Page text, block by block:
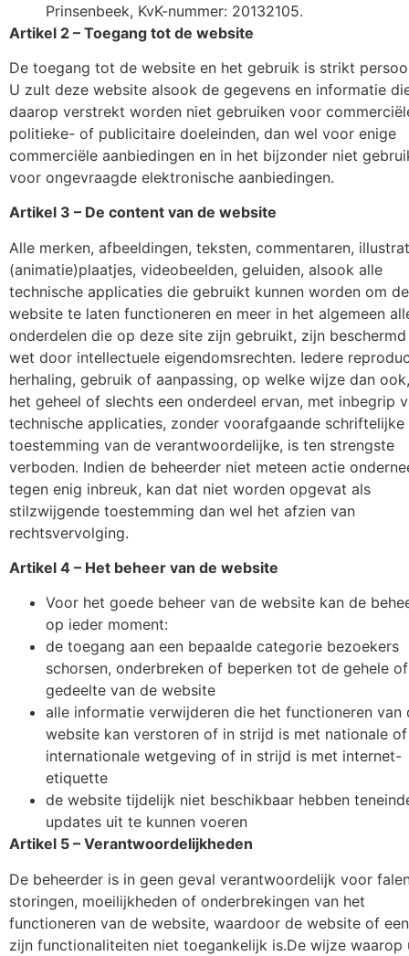
Prinsenbeek, KvK-nummer: 20132105.
Artikel 2 – Toegang tot de website
De toegang tot de website en het gebruik is strikt
U zult deze website alsook de gegevens en informatie
daarop verstrekt worden niet gebruiken voor
politieke- of publicitaire doeleinden, dan wel voor enige
commerciële aanbiedingen en in het bijzonder niet
voor ongevraagde elektronische aanbiedingen.
Artikel 3 – De content van de website
Alle merken, afbeeldingen, teksten, commentaren,
(animatie)plaatjes, videobeelden, geluiden, alsook alle
technische applicaties die gebruikt kunnen worden om de
website te laten functioneren en meer in het algemeen
onderdelen die op deze site zijn gebruikt, zijn
wet door intellectuele eigendomsrechten. Iedere
herhaling, gebruik of aanpassing, op welke wijze dan
het geheel of slechts een onderdeel ervan, met inbegrip
technische applicaties, zonder voorafgaande schriftelijke
toestemming van de verantwoordelijke, is ten strengste
verboden. Indien de beheerder niet meteen actie
tegen enig inbreuk, kan dat niet worden opgevat als
stilzwijgende toestemming dan wel het afzien van
rechtsvervolging.
Artikel 4 – Het beheer van de website
Voor het goede beheer van de website kan de
op ieder moment:
de toegang aan een bepaalde categorie bezoekers
schorsen, onderbreken of beperken tot de gehele
gedeelte van de website
alle informatie verwijderen die het functioneren van
website kan verstoren of in strijd is met nationale of
internationale wetgeving of in strijd is met internet-
etiquette
de website tijdelijk niet beschikbaar hebben
updates uit te kunnen voeren
Artikel 5 – Verantwoordelijkheden
De beheerder is in geen geval verantwoordelijk voor
storingen, moeilijkheden of onderbrekingen van het
functioneren van de website, waardoor de website of
zijn functionaliteiten niet toegankelijk is.De wijze waarop